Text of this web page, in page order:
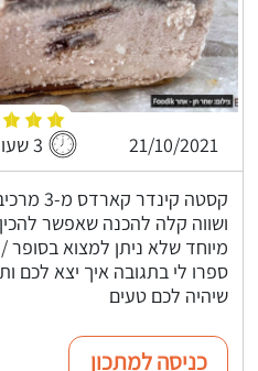
21/10/2021 3 שעות ו-15 דקות
קסטה
ושווה קלה להכנה שאפשר
מיוחד שלא ניתן למצוא בסופר
ספרו לי בתגובה איך יצא לכם
שיהיה לכם טעים
כניסה למתכון